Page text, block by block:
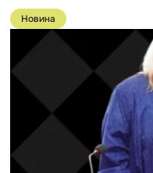
до
публікації
суді
почув,
дружили»:
повʼязує
суддю
Новина